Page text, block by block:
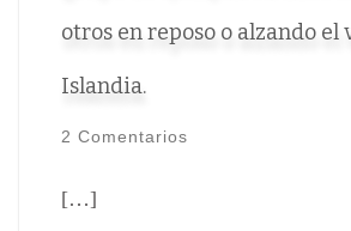
otros en reposo o alzando el
Islandia.
2 Comentarios
[…]